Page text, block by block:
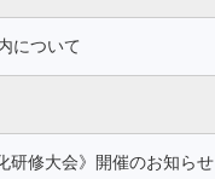
について
研修大会》開催のお知らせ